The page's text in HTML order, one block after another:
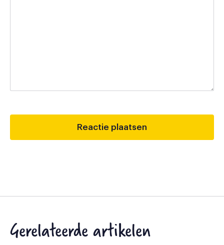
Gerelateerde artikelen